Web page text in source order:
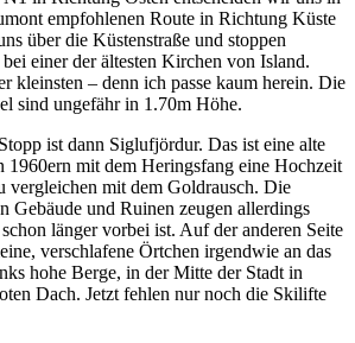
empfohlenen Route in Richtung Küste
über die Küstenstraße und stoppen
einer der ältesten Kirchen von Island.
kleinsten – denn ich passe kaum herein. Die
sind ungefähr in 1.70m Höhe.
ist dann Siglufjördur. Das ist eine alte
1960ern mit dem Heringsfang eine Hochzeit
vergleichen mit dem Goldrausch. Die
Gebäude und Ruinen zeugen allerdings
länger vorbei ist. Auf der anderen Seite
verschlafene Örtchen irgendwie an das
hohe Berge, in der Mitte der Stadt in
Dach. Jetzt fehlen nur noch die Skilifte